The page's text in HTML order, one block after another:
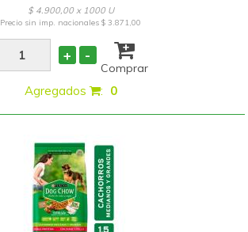
$ 4.900,00 x 1000 U
Precio sin imp. nacionales$ 3.871,00
+ -
Comprar
Agregados : 0